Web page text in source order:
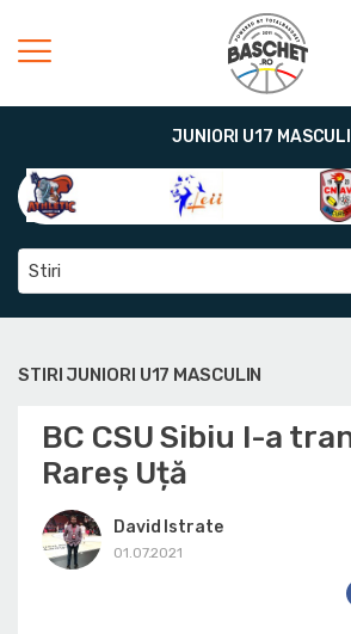
JUNIORI U17
Stiri
STIRI JUNIORI U17 MASCULIN
BC CSU Sibiu l-a
Rareș Uță
David Istrate
01.07.2021